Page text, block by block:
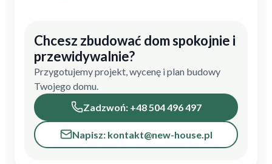
Chcesz zbudować dom spokojnie i
przewidywalnie?
Przygotujemy projekt, wycenę i plan budowy
Twojego domu.
Zadzwoń: +48 504 496 497
Napisz: kontakt@new-house.pl